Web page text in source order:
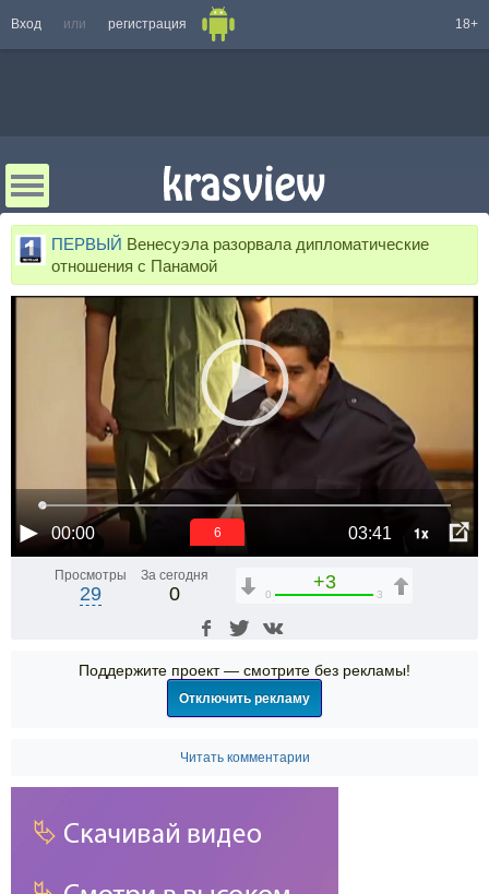
Вход или регистрация 18+
ПЕРВЫЙ Венесуэла разорвала дипломатические
отношения с Панамой
00:00 03:41 1x
6
Просмотры
29
За сегодня
0
+3
0 3
Поддержите проект — смотрите без рекламы!
Отключить рекламу
Читать комментарии